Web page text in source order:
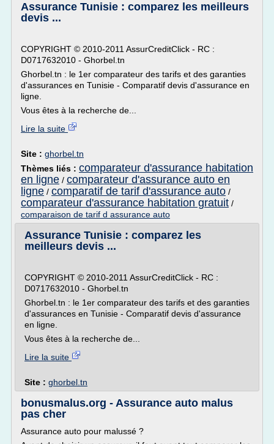
Assurance Tunisie : comparez les meilleurs
devis ...
COPYRIGHT © 2010-2011 AssurCreditClick - RC :
D0717632010 - Ghorbel.tn
Ghorbel.tn : le 1er comparateur des tarifs et des garanties
d'assurances en Tunisie - Comparatif devis d'assurance en
ligne.
Vous êtes à la recherche de...
Lire la suite
Site : ghorbel.tn
Thèmes liés : comparateur d'assurance habitation
en ligne / comparateur d'assurance auto en
ligne / comparatif de tarif d'assurance auto /
comparateur d'assurance habitation gratuit /
comparaison de tarif d assurance auto
Assurance Tunisie : comparez les
meilleurs devis ...
COPYRIGHT © 2010-2011 AssurCreditClick - RC :
D0717632010 - Ghorbel.tn
Ghorbel.tn : le 1er comparateur des tarifs et des garanties
d'assurances en Tunisie - Comparatif devis d'assurance
en ligne.
Vous êtes à la recherche de...
Lire la suite
Site : ghorbel.tn
bonusmalus.org - Assurance auto malus
pas cher
Assurance auto pour malussé ?